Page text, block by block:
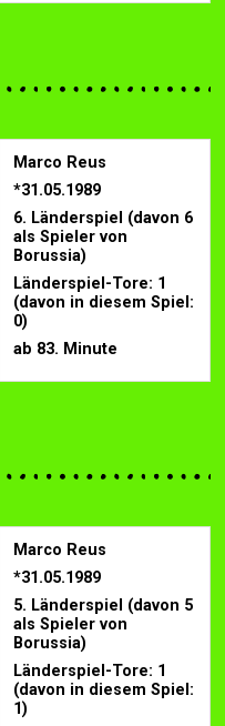
Marco Reus
*31.05.1989
6. Länderspiel (davon 6
als Spieler von
Borussia)
Länderspiel-Tore: 1
(davon in diesem Spiel:
0)
ab 83. Minute
Marco Reus
*31.05.1989
5. Länderspiel (davon 5
als Spieler von
Borussia)
Länderspiel-Tore: 1
(davon in diesem Spiel:
1)